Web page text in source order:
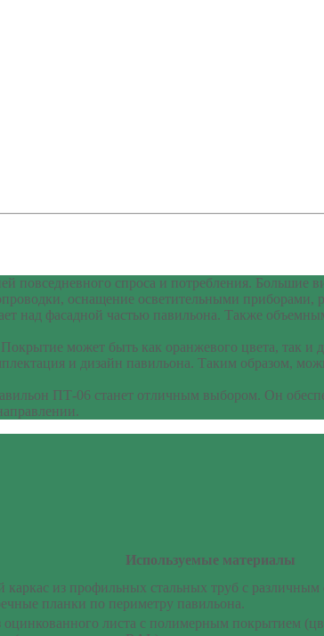
спроса и потребления. Большие
оснащение осветительными приборами,
фасадной частью павильона. Также
может быть как оранжевого цвета, так и
и дизайн павильона. Таким образом,
ПТ-06 станет отличным выбором. Он
Используемые материалы
из профильных стальных труб с
планки по периметру павильона.
листа с полимерным покрытием